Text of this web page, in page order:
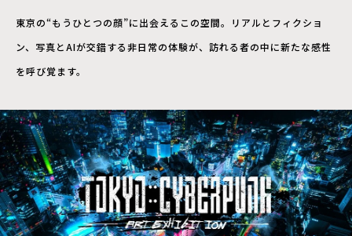
東京の“もうひとつの顔”に出会えるこの空間。リアルとフィクショ
ン、写真とAIが交錯する非日常の体験が、訪れる者の中に新たな感性
を呼び覚ます。